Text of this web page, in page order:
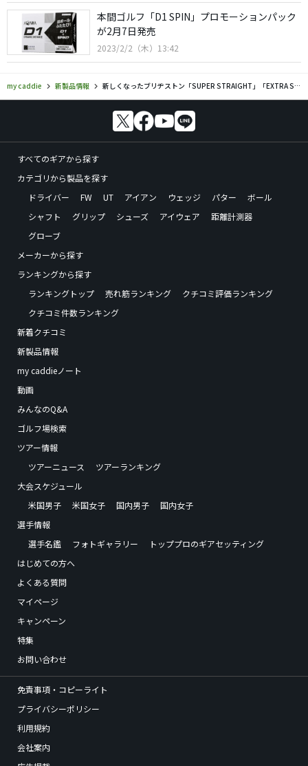
本間ゴルフ「D1 SPIN」プロモーションパック
が2月7日発売
2023/2/2（木）13:42
my caddie 新製品情報 新しくなったブリヂストン「SUPER STRAIGHT」「EXTRA SOFT」発売
すべてのギアから探す
カテゴリから製品を探す
ドライバー
FW UT アイアン ウェッジ パター
ボール
シャフト
グリップ シューズ アイウェア
距離計測器
グローブ
メーカーから探す
ランキングから探す
ランキングトップ
売れ筋ランキング
クチコミ評価ランキング
クチコミ件数ランキング
新着クチコミ
新製品情報
my caddieノート
動画
みんなのQ&A
ゴルフ場検索
ツアー情報
ツアーニュース
ツアーランキング
大会スケジュール
米国男子
米国女子 国内男子
国内女子
選手情報
選手名鑑
フォトギャラリー
トッププロのギアセッティング
はじめての方へ
よくある質問
マイページ
キャンペーン
特集
お問い合わせ
免責事項・コピーライト
プライバシーポリシー
利用規約
会社案内